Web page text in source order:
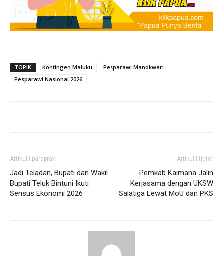
TOPIK Kontingen Maluku
Pesparawi Manokwari
Pesparawi Nasional 2026
Artikulli paraprak
Jadi Teladan, Bupati dan Wakil
Bupati Teluk Bintuni Ikuti
Sensus Ekonomi 2026
Artikulli tjetër
Pemkab Kaimana Jalin
Kerjasama dengan UKSW
Salatiga Lewat MoU dan PKS